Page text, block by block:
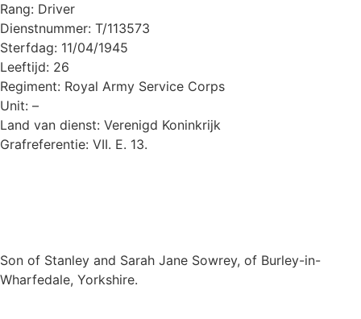
Rang: Driver
Dienstnummer: T/113573
Sterfdag: 11/04/1945
Leeftijd: 26
Regiment: Royal Army Service Corps
Unit: –
Land van dienst: Verenigd Koninkrijk
Grafreferentie: VII. E. 13.
Son of Stanley and Sarah Jane Sowrey, of Burley-in-
Wharfedale, Yorkshire.